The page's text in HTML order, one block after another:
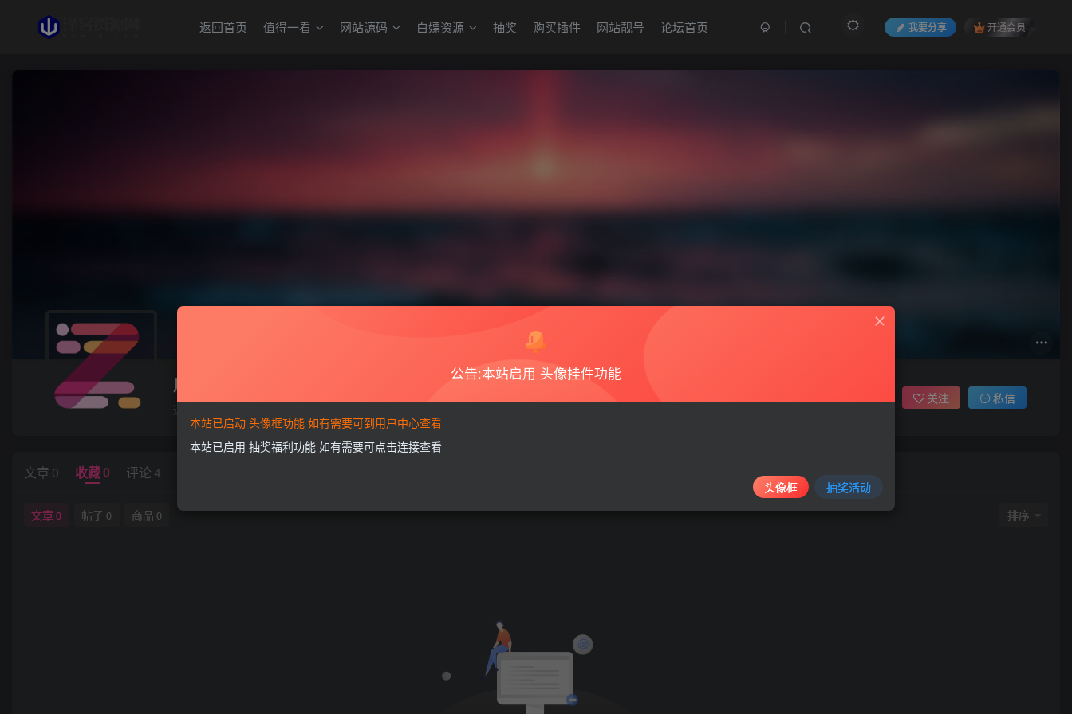
返回首页 值得一看 网站源码 白嫖资源 抽奖 购买插件 网站靓号 论坛首页 我要分享 开通会员
用户13217341
这家伙很懒，什么都没有写...
关注 私信
文章 0 收藏0 评论 4
文章0 帖子 0 商品 0 排序
公告:本站启用 头像挂件功能
本站已启动 头像框功能 如有需要可到用户中心查看
本站已启用 抽奖福利功能 如有需要可点击连接查看
头像框 抽奖活动